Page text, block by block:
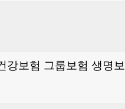
강보험 그룹보험 생명